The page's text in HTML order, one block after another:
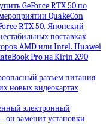
GeForce RTX 50 по
QuakeCon
RTX 50. Японский
поставках
AMD или Intel. Huawei
Pro на Kirin X90
разъём питания
новых видеокартах
электронный
он заменит установки